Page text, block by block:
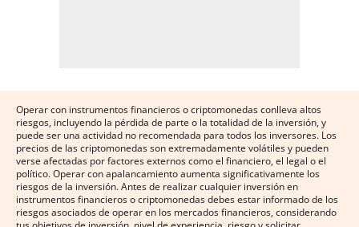
Operar con instrumentos financieros o criptomonedas conlleva altos
riesgos, incluyendo la pérdida de parte o la totalidad de la inversión, y
puede ser una actividad no recomendada para todos los inversores. Los
precios de las criptomonedas son extremadamente volátiles y pueden
verse afectadas por factores externos como el financiero, el legal o el
político. Operar con apalancamiento aumenta significativamente los
riesgos de la inversión. Antes de realizar cualquier inversión en
instrumentos financieros o criptomonedas debes estar informado de los
riesgos asociados de operar en los mercados financieros, considerando